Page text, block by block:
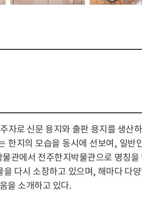
자로 신문 용지와 출판 용지를 생산
한지의 모습을 동시에 선보여, 일
관에서 전주한지박물관으로 명칭
다시 소장하고 있으며, 해마다 다
을 소개하고 있다.